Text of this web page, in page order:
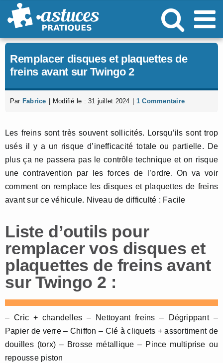
Passer
au
Remplacer disques et plaquettes de
freins avant sur Twingo 2
Par Fabrice Modifié le : 31 juillet 2024 1 Commentaire
Les freins sont très souvent sollicités. Lorsqu’ils sont trop
usés il y a un risque d’inefficacité totale ou partielle. De
plus ça ne passera pas le contrôle technique et on risque
une contravention par les forces de l’ordre. On va voir
comment on remplace les disques et plaquettes de freins
avant sur ce véhicule. Niveau de difficulté : Facile
Liste d’outils pour
remplacer vos disques et
plaquettes de freins avant
sur Twingo 2 :
– Cric + chandelles – Nettoyant freins – Dégrippant –
Papier de verre – Chiffon – Clé à cliquets + assortiment de
douilles (torx) – Brosse métallique – Pince multiprise ou
repousse piston